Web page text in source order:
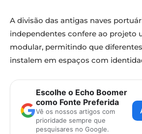
A divisão das antigas naves
independentes confere ao projeto
modular, permitindo que
instalem em espaços com
Escolhe o Echo Boomer
como Fonte Preferida
Vê os nossos artigos com
prioridade sempre que
pesquisares no Google.